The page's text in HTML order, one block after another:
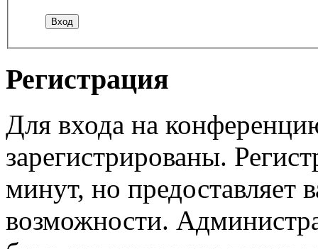
Регистрация
Для входа на
зарегистрированы.
минут, но предоставляет
возможности.